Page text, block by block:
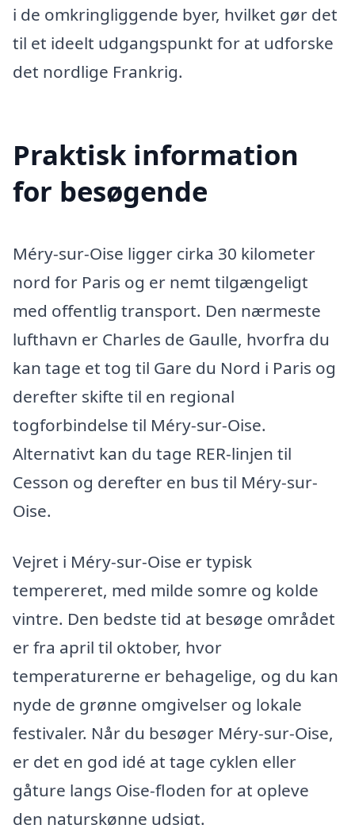
i de omkringliggende byer, hvilket gør det
til et ideelt udgangspunkt for at udforske
det nordlige Frankrig.
Praktisk information
for besøgende
Méry-sur-Oise ligger cirka 30 kilometer
nord for Paris og er nemt tilgængeligt
med offentlig transport. Den nærmeste
lufthavn er Charles de Gaulle, hvorfra du
kan tage et tog til Gare du Nord i Paris og
derefter skifte til en regional
togforbindelse til Méry-sur-Oise.
Alternativt kan du tage RER-linjen til
Cesson og derefter en bus til Méry-sur-
Oise.
Vejret i Méry-sur-Oise er typisk
tempereret, med milde somre og kolde
vintre. Den bedste tid at besøge området
er fra april til oktober, hvor
temperaturerne er behagelige, og du kan
nyde de grønne omgivelser og lokale
festivaler. Når du besøger Méry-sur-Oise,
er det en god idé at tage cyklen eller
gåture langs Oise-floden for at opleve
den naturskønne udsigt.